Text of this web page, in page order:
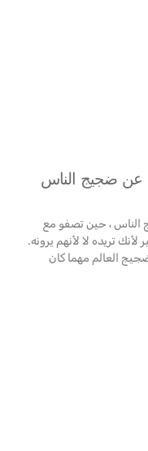
عن ضجيج الناس
، حين تصفو مع
تريده لا لأنهم يرونه.
العالم مهما كان